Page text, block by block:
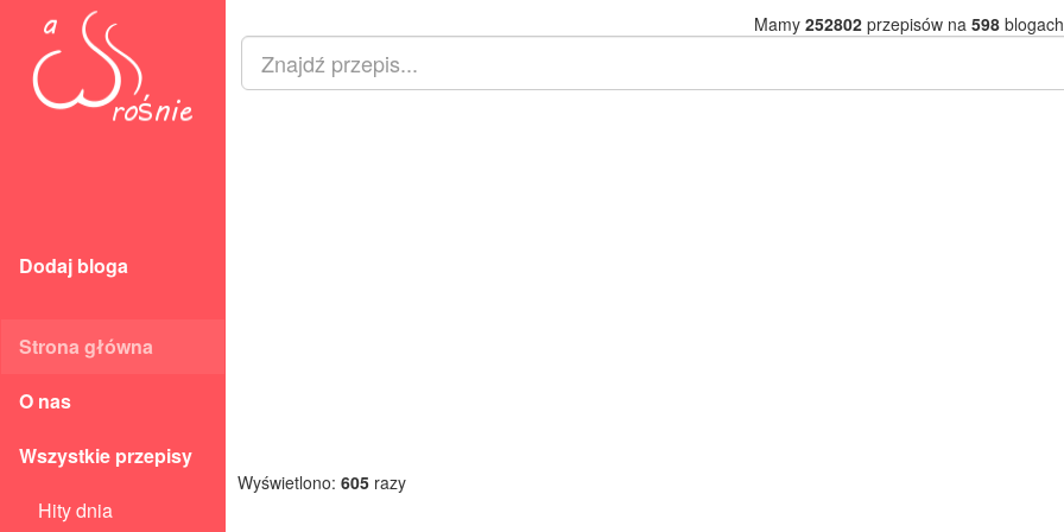
Dodaj bloga
Strona główna
O nas
Wszystkie przepisy
Hity dnia
Mamy 252802przepisów na 598
Wyświetlono: 605 razy